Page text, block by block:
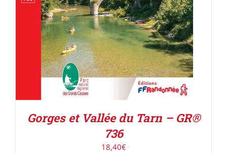
Gorges et Vallée du Tarn – GR®
736
18,40€